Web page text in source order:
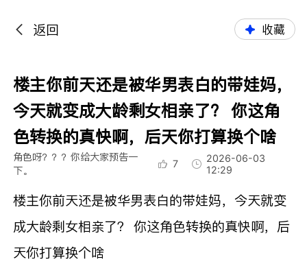
返回 收藏
楼主你前天还是被华男表白的带娃妈，
今天就变成大龄剩女相亲了？ 你这角
色转换的真快啊，后天你打算换个啥
角色呀？？？你给大家预告一
下。
7
2026-06-03
12:29
楼主你前天还是被华男表白的带娃妈，今天就变
成大龄剩女相亲了？ 你这角色转换的真快啊，后
天你打算换个啥